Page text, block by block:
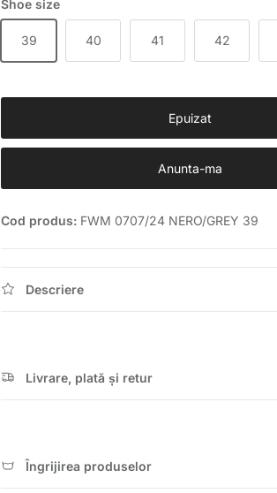
Shoe size
39 40 41 42
Epuizat
Anunta-ma
Cod produs: FWM 0707/24 NERO/GREY 39
Descriere
Livrare, plată și retur
Îngrijirea produselor